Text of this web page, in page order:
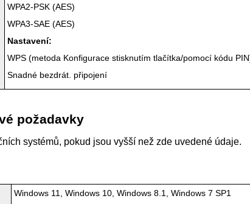
WPA2-PSK (AES)
WPA3-SAE (AES)
Nastavení:
WPS (metoda Konfigurace stisknutím tlačítka/pomocí kódu PIN
Snadné bezdrát. připojení
požadavky
systémů, pokud jsou vyšší než zde uvedené údaje.
Windows 11 ,Windows 10 ,Windows 8.1 ,Windows 7 SP1